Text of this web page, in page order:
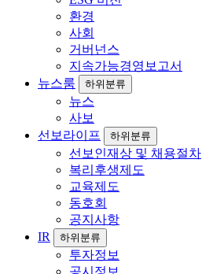
환경
사회
거버넌스
지속가능경영보고서
뉴스룸
하위분류
뉴스
사보
선보라이프
하위분류
선보인재상 및 채용절차
복리후생제도
교육제도
동호회
공지사항
IR
하위분류
투자정보
공시정보